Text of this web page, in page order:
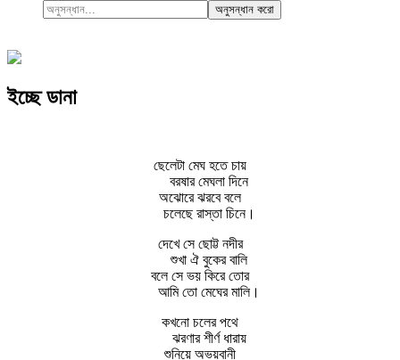
অনুসন্ধান করো
ইচ্ছে ডানা
ছেলেটা মেঘ হতে চায়
বরষার মেঘলা দিনে
অঝোরে ঝরবে বলে
চলেছে রাস্তা চিনে।
দেখে সে ছোট্ট নদীর
শুখা ঐ বুকের বালি
বলে সে ভয় কিরে তোর
আমি তো মেঘের মালি।
কখনো চলের পথে
ঝরণার শীর্ণ ধারায়
শুনিয়ে অভয়বানী